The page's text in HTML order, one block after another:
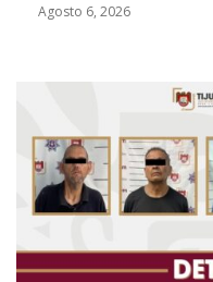
Agosto 6, 2026